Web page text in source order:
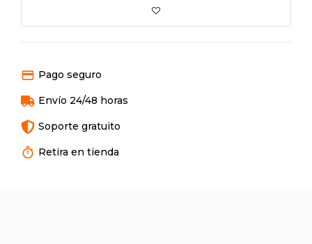
Pago seguro
Envío 24/48 horas
Soporte gratuito
Retira en tienda